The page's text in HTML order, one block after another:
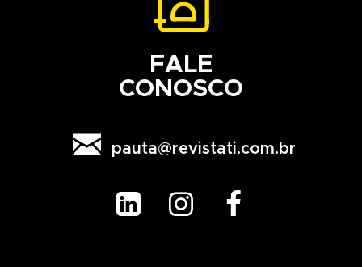
FALE
CONOSCO
 pauta@revistati.com.br
  